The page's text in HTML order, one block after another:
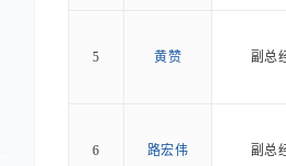
5 黄赞 副总
6 路宏伟 副总